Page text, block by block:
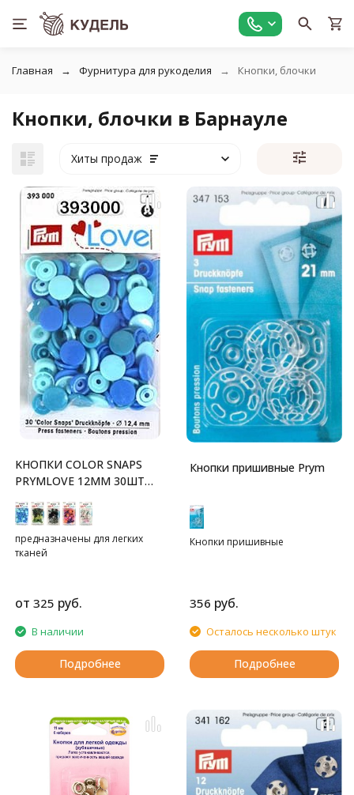
Главная Фурнитура для рукоделия Кнопки, блочки
Кнопки, блочки в Барнауле
Хиты продаж
KНОПКИ COLOR SNAPS
PRYMLOVE 12ММ 30ШТ
предназначены для легких
тканей
от 325 руб.
В наличии
Подробнее
Кнопки пришивные Prym
Кнопки пришивные
356 руб.
Осталось несколько штук
Подробнее